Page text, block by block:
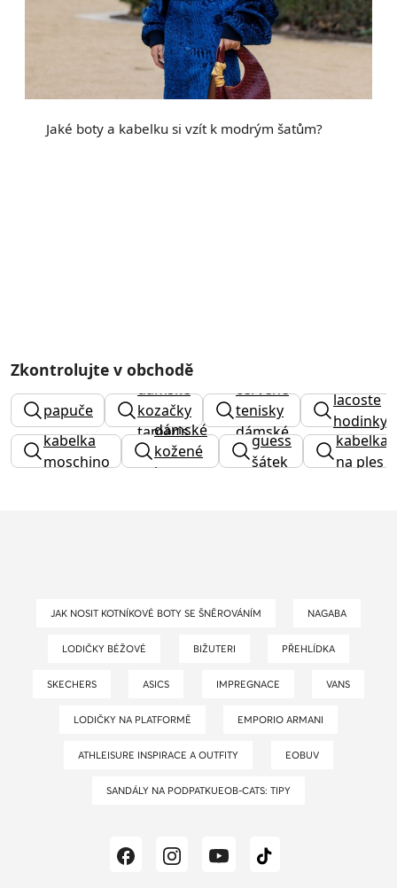
Jaké boty a kabelku si vzít k modrým šatům?
Zkontrolujte v obchodě
papuče
dámské
kozačky
tamaris
červené
tenisky
dámské
lacoste
hodinky
kabelka
moschino
dámské
kožené
boty
guess
šátek
kabelka
na ples
JAK NOSIT KOTNÍKOVÉ BOTY SE ŠNĚROVÁNÍM NAGABA
LODIČKY BÉŽOVÉ BIŽUTERI PŘEHLÍDKA
SKECHERS ASICS IMPREGNACE VANS
LODIČKY NA PLATFORMĚ EMPORIO ARMANI
ATHLEISURE INSPIRACE A OUTFITY EOBUV
SANDÁLY NA PODPATKUEOB-CATS: TIPY